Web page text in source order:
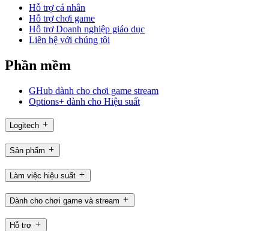
Hỗ trợ cá nhân
Hỗ trợ chơi game
Hỗ trợ Doanh nghiệp giáo dục
Liên hệ với chúng tôi
Phần mềm
GHub dành cho chơi game stream
Options+ dành cho Hiệu suất
Logitech
Sản phẩm
Làm việc hiệu suất
Dành cho chơi game và stream
Hỗ trợ